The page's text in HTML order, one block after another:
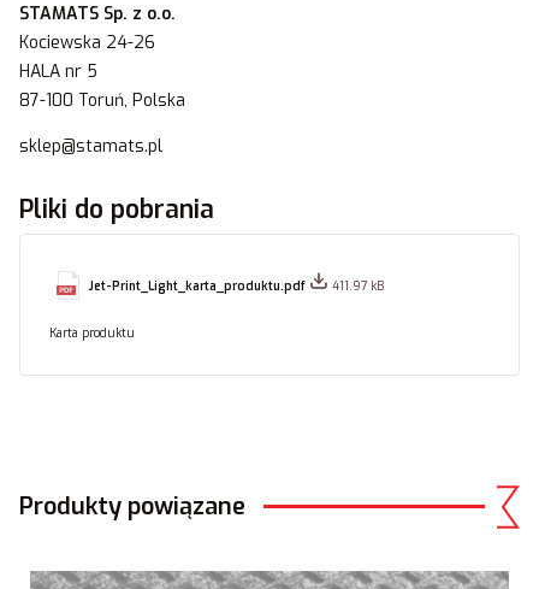
STAMATS Sp. z o.o.
Kociewska 24-26
HALA nr 5
87-100 Toruń, Polska
sklep@stamats.pl
Pliki do pobrania
Jet-Print_Light_karta_produktu.pdf 411.97 kB
Karta produktu
Produkty powiązane